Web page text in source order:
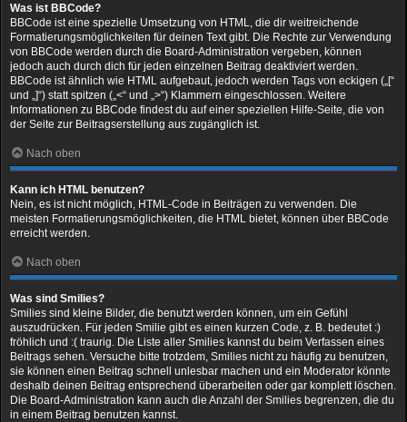
Was ist BBCode?
BBCode ist eine spezielle Umsetzung von HTML, die dir weitreichende
Formatierungsmöglichkeiten für deinen Text gibt. Die Rechte zur Verwendung
von BBCode werden durch die Board-Administration vergeben, können
jedoch auch durch dich für jeden einzelnen Beitrag deaktiviert werden.
BBCode ist ähnlich wie HTML aufgebaut, jedoch werden Tags von eckigen („[“
und „]“) statt spitzen („<“ und „>“) Klammern eingeschlossen. Weitere
Informationen zu BBCode findest du auf einer speziellen Hilfe-Seite, die von
der Seite zur Beitragserstellung aus zugänglich ist.
Nach oben
Kann ich HTML benutzen?
Nein, es ist nicht möglich, HTML-Code in Beiträgen zu verwenden. Die
meisten Formatierungsmöglichkeiten, die HTML bietet, können über BBCode
erreicht werden.
Nach oben
Was sind Smilies?
Smilies sind kleine Bilder, die benutzt werden können, um ein Gefühl
auszudrücken. Für jeden Smilie gibt es einen kurzen Code, z. B. bedeutet :)
fröhlich und :( traurig. Die Liste aller Smilies kannst du beim Verfassen eines
Beitrags sehen. Versuche bitte trotzdem, Smilies nicht zu häufig zu benutzen,
sie können einen Beitrag schnell unlesbar machen und ein Moderator könnte
deshalb deinen Beitrag entsprechend überarbeiten oder gar komplett löschen.
Die Board-Administration kann auch die Anzahl der Smilies begrenzen, die du
in einem Beitrag benutzen kannst.